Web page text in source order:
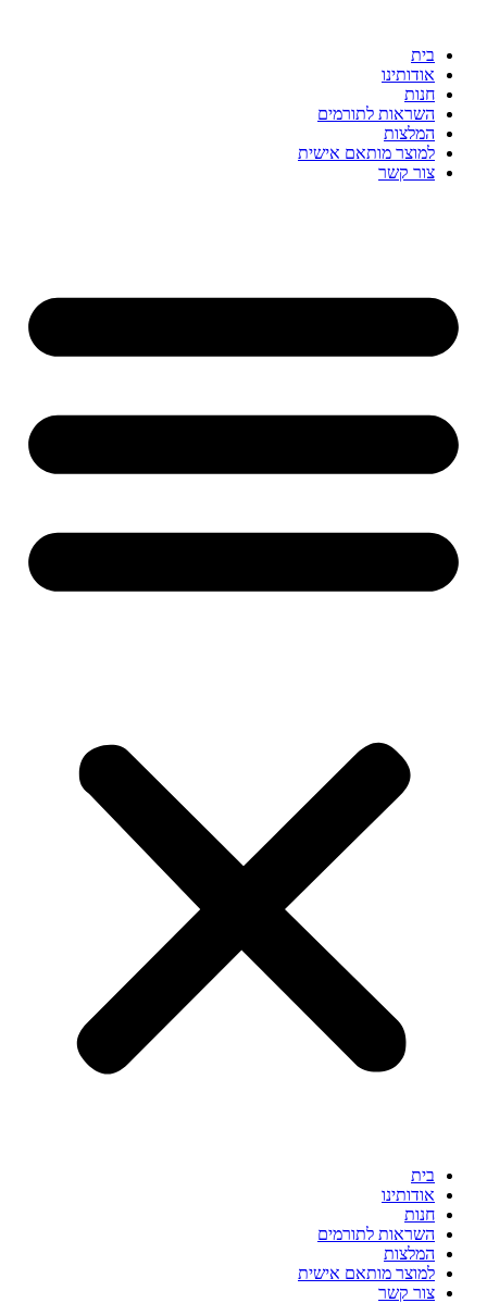
בית
אודותינו
חנות
השראות לתורמים
המלצות
למוצר מותאם אישית
צור קשר
בית
אודותינו
חנות
השראות לתורמים
המלצות
למוצר מותאם אישית
צור קשר